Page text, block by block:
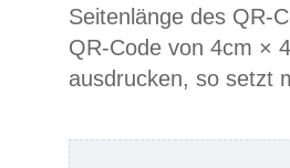
Seitenlänge des QR-
QR-Code von 4cm ×
ausdrucken, so setzt